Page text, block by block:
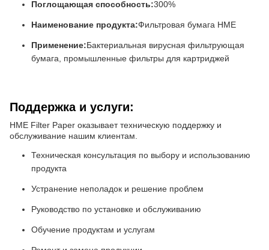
Поглощающая способность:300%
Наименование продукта:Фильтровая бумага HME
Применение:Бактериальная вирусная фильтрующая
бумага, промышленные фильтры для картриджей
Поддержка и услуги:
HME Filter Paper оказывает техническую поддержку и
обслуживание нашим клиентам.
Техническая консультация по выбору и использованию
продукта
Устранение неполадок и решение проблем
Руководство по установке и обслуживанию
Обучение продуктам и услугам